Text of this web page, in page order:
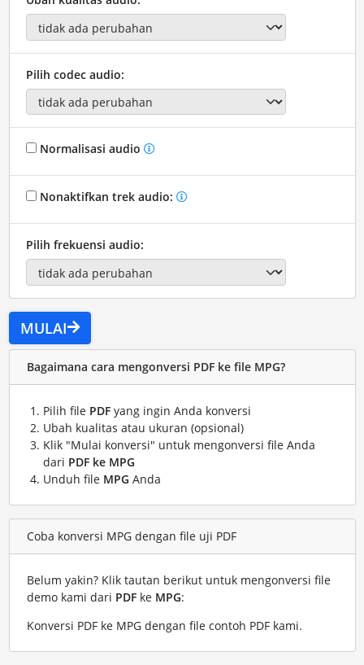
Pilih codec audio:
Normalisasi audio
Nonaktifkan trek audio:
Pilih frekuensi audio:
MULAI
Bagaimana cara mengonversi PDF ke file MPG?
Pilih file PDFyang ingin Anda konversi
Ubah kualitas atau ukuran (opsional)
Klik "Mulai konversi" untuk mengonversi file Anda
dari PDF ke MPG
Unduh file MPG Anda
Coba konversi MPG dengan file uji PDF
Belum yakin? Klik tautan berikut untuk mengonversi file
demo kami dari PDFke MPG:
Konversi PDF ke MPG dengan file contoh PDF kami.